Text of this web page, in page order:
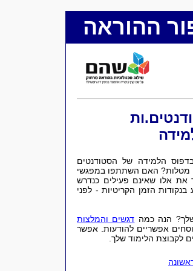
ההוראה
הלמידה של הסטודנטים
מטלות? האם השתתפו במפגשי
אלו שאינם פעילים כנדרש
בנקודות הזמן הקריטיות - לפני
הנה כמה דגשים והמלצות
אפשריים להודעות. אפשר
לקבוצת הלימוד שלך.